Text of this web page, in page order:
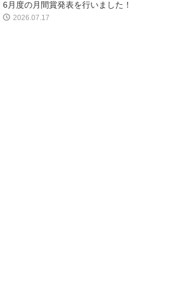
6月度の月間賞発表を行いました！
2026.07.17